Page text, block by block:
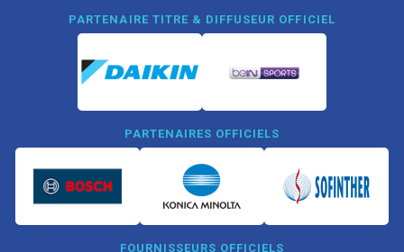
PARTENAIRE TITRE & DIFFUSEUR OFFICIEL
PARTENAIRES OFFICIELS
FOURNISSEURS OFFICIELS